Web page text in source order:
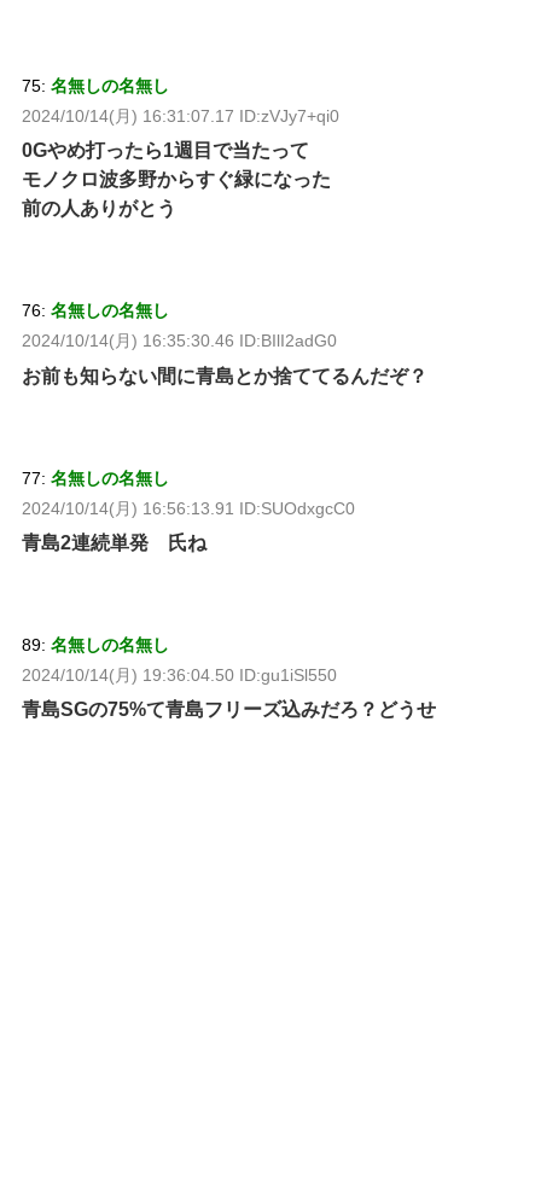
75: 名無しの名無し
2024/10/14(月) 16:31:07.17 ID:zVJy7+qi0
0Gやめ打ったら1週目で当たって
モノクロ波多野からすぐ緑になった
前の人ありがとう
76: 名無しの名無し
2024/10/14(月) 16:35:30.46 ID:BIlI2adG0
お前も知らない間に青島とか捨ててるんだぞ？
77: 名無しの名無し
2024/10/14(月) 16:56:13.91 ID:SUOdxgcC0
青島2連続単発 氏ね
89: 名無しの名無し
2024/10/14(月) 19:36:04.50 ID:gu1iSl550
青島SGの75%て青島フリーズ込みだろ？どうせ